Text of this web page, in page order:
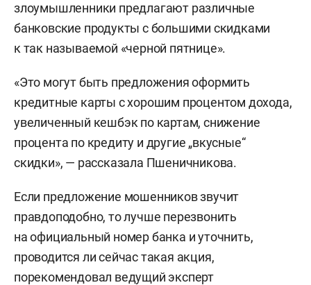
злоумышленники предлагают различные
банковские продукты с большими скидками
к так называемой «черной пятнице».
«Это могут быть предложения оформить
кредитные карты с хорошим процентом дохода,
увеличенный кешбэк по картам, снижение
процента по кредиту и другие „вкусные“
скидки», — рассказала Пшеничникова.
Если предложение мошенников звучит
правдоподобно, то лучше перезвонить
на официальный номер банка и уточнить,
проводится ли сейчас такая акция,
порекомендовал ведущий эксперт